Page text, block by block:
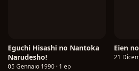
Eguchi Hisashi no Nantoka
Narudesho!
05 Gennaio 1990 · 1 ep
Eien
21